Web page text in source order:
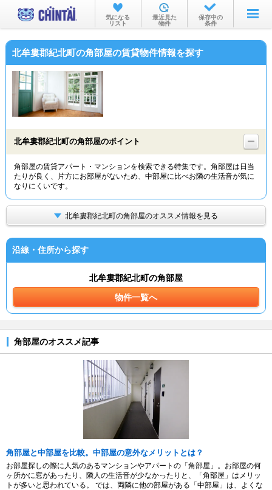
お部屋を探す
沿線・駅から
物件特集から
TOP
気になる
リスト
最近見た
物件
保存中の
条件
北牟婁郡紀北町の角部屋の賃貸物件情報を探す
北牟婁郡紀北町の角部屋のポイント
角部屋の賃貸アパート・マンションを検索できる特集です。角部屋は日当
たりが良く、片方にお部屋がないため、中部屋に比べお隣の生活音が気に
なりにくいです。
北牟婁郡紀北町の角部屋のオススメ情報を見る
沿線・住所から探す
北牟婁郡紀北町の角部屋
物件一覧へ
角部屋のオススメ記事
角部屋と中部屋を比較。中部屋の意外なメリットとは？
お部屋探しの際に人気のあるマンションやアパートの「角部屋」。お部屋の何
ヶ所かに窓があったり、隣人の生活音が少なかったりと、「角部屋」はメリッ
トが多いと思われている。 では、両隣に他の部屋がある「中部屋」は、よくな